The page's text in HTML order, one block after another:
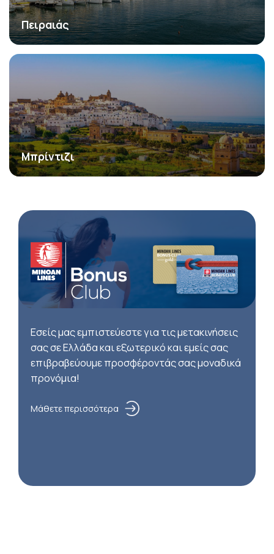
Πειραιάς
Μπρίντιζι
Εσείς μας εμπιστεύεστε για τις μετακινήσεις
σας σε Ελλάδα και εξωτερικό και εμείς σας
επιβραβεύουμε προσφέροντάς σας μοναδικά
προνόμια!
Μάθετε περισσότερα